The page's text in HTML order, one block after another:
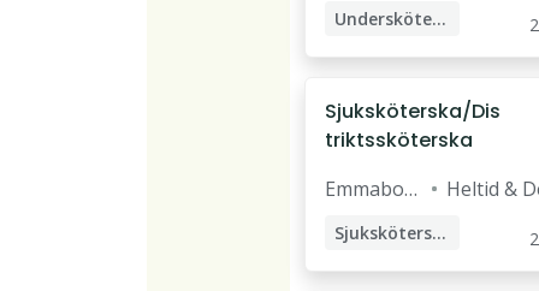
Undersköterska
Sjuksköterska/Dis
triktssköterska
Emmabod
Heltid &
Sjuksköterska
Distriktssköterska